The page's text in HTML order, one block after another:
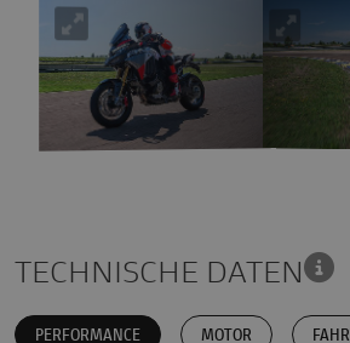
TECHNISCHE DATEN
PERFORMANCE MOTOR